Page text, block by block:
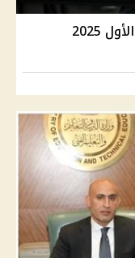
تفاصيل عاجلة بشأن امتحانات الترم الأول 2025